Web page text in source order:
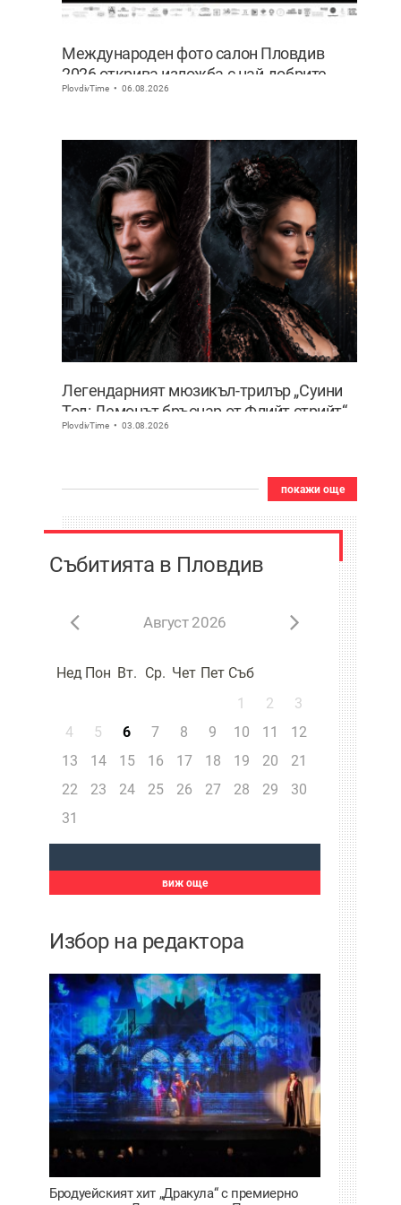
Международен фото салон Пловдив
2026 открива изложба с най-добрите
фотографии от тазгодишното издание
PlovdivTime 06.08.2026
Легендарният мюзикъл-трилър „Суини
Тод: Демонът бръснар от Флийт стрийт“
с премиера на сцената на Античния
PlovdivTime 03.08.2026
покажи още
Събитията в Пловдив
Август 2026
Нед Пон Вт. Ср. Чет Пет Съб
1
2
3
4
5 6 7 8 9 10 11
12
13
14 15 16 17 18 19 20
21
22
23 24 25 26 27 28 29
30
31
виж още
Избор на редактора
Бродуейският хит „Дракула“ с премиерно